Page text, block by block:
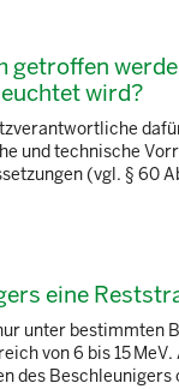
wird?
und technische
(vgl. § 60
eine
unter bestimmten
von 6 bis 15 MeV.
Beschleunigers